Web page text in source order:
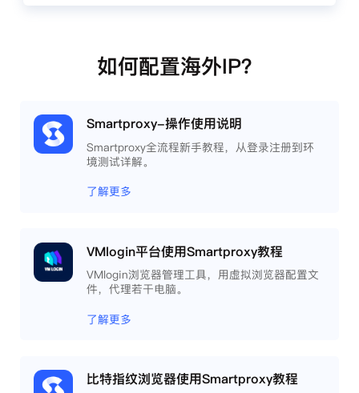
如何配置海外IP？
Smartproxy-操作使用说明
Smartproxy全流程新手教程，从登录注册到环
境测试详解。
了解更多
VMlogin平台使用Smartproxy教程
VMlogin浏览器管理工具，用虚拟浏览器配置文
件，代理若干电脑。
了解更多
比特指纹浏览器使用Smartproxy教程